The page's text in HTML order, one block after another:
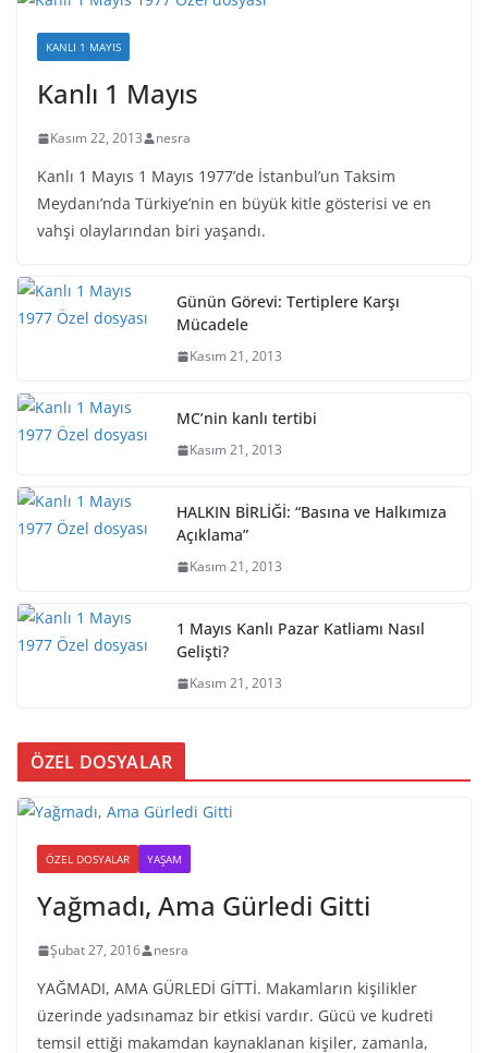
KANLI 1 MAYIS
Kanlı 1 Mayıs
Kasım 22, 2013 nesra
Kanlı 1 Mayıs 1 Mayıs 1977’de İstanbul’un Taksim
Meydanı’nda Türkiye’nin en büyük kitle gösterisi ve en
vahşi olaylarından biri yaşandı.
Günün Görevi: Tertiplere Karşı
Mücadele
Kasım 21, 2013
MC’nin kanlı tertibi
Kasım 21, 2013
HALKIN BİRLİĞİ: “Basına ve Halkımıza
Açıklama”
Kasım 21, 2013
1 Mayıs Kanlı Pazar Katliamı Nasıl
Gelişti?
Kasım 21, 2013
ÖZEL DOSYALAR
ÖZEL DOSYALAR YAŞAM
Yağmadı, Ama Gürledi Gitti
Şubat 27, 2016 nesra
YAĞMADI, AMA GÜRLEDİ GİTTİ. Makamların kişilikler
üzerinde yadsınamaz bir etkisi vardır. Gücü ve kudreti
temsil ettiği makamdan kaynaklanan kişiler, zamanla,